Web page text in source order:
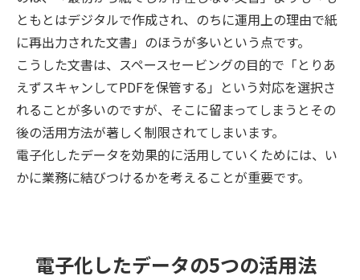
ともとはデジタルで作成され、のちに運用上の理由で紙
に再出力された文書」のほうが多いという点です。
こうした文書は、スペースセービングの目的で「とりあ
えずスキャンしてPDFを保管する」という対応を選択さ
れることが多いのですが、そこに留まってしまうとその
後の活用方法が著しく制限されてしまいます。
電子化したデータを効果的に活用していくためには、い
かに業務に結びつけるかを考えることが重要です。
電子化したデータの5つの活用法